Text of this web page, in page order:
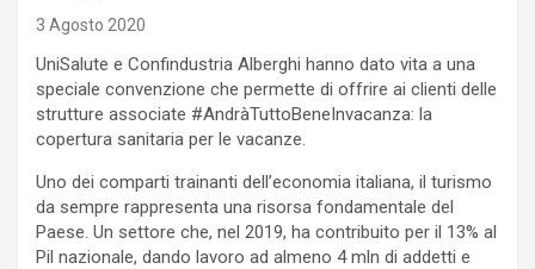
3 Agosto 2020
UniSalute e Confindustria Alberghi hanno dato vita a una
speciale convenzione che permette di offrire ai clienti delle
strutture associate #AndràTuttoBeneInvacanza: la
copertura sanitaria per le vacanze.
Uno dei comparti trainanti dell’economia italiana, il turismo
da sempre rappresenta una risorsa fondamentale del
Paese. Un settore che, nel 2019, ha contribuito per il 13% al
Pil nazionale, dando lavoro ad almeno 4 mln di addetti e